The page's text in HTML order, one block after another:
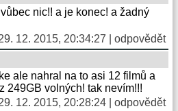
nic!! a je konec! a žadný
12. 2015, 20:34:27 | odpovědět
ale nahral na to asi 12 filmů a
249GB volných! tak nevím!!!
12. 2015, 20:28:24 | odpovědět